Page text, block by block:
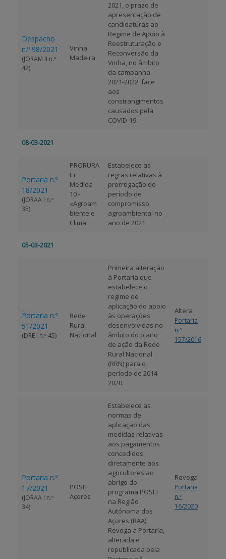
Despacho
n.º 98/2021
(JORAM II n.º
42)
Vinha
Madeira
2021, o prazo de
apresentação de
candidaturas ao
Regime de Apoio à
Reestruturação e
Reconversão da
Vinha, no âmbito
da campanha
2021-2022, face
aos
constrangimentos
causados pela
COVID-19.
08-03-2021
Portaria n.º
18/2021
(JORAA I n.º
35)
PRORURA
L+
Medida
10 -
«Agroam
biente e
Clima
Estabelece as
regras relativas à
prorrogação do
período de
compromisso
agroambiental no
ano de 2021.
05-03-2021
Portaria n.º
51/2021
(DRE I n.º 45)
Rede
Rural
Nacional
Primeira alteração
à Portaria que
estabelece o
regime de
aplicação do apoio
às operações
desenvolvidas no
âmbito do plano
de ação da Rede
Rural Nacional
(RRN) para o
período de 2014-
2020.
Altera
Portaria
n.º
157/2016
Portaria n.º
17/2021
(JORAA I n.º
34)
POSEI
Açores
Estabelece as
normas de
aplicação das
medidas relativas
aos pagamentos
concedidos
diretamente aos
agricultores ao
abrigo do
programa POSEI
na Região
Autónoma dos
Açores (RAA).
Revoga a Portaria,
alterada e
republicada pela
Revoga
Portaria
n.º
16/2020